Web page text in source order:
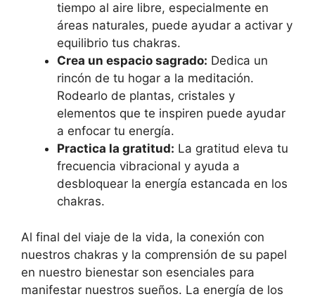
tiempo al aire libre, especialmente en
áreas naturales, puede ayudar a activar y
equilibrio tus chakras.
Crea un espacio sagrado: Dedica un
rincón de tu hogar a la meditación.
Rodearlo de plantas, cristales y
elementos que te inspiren puede ayudar
a enfocar tu energía.
Practica la gratitud: La gratitud eleva tu
frecuencia vibracional y ayuda a
desbloquear la energía estancada en los
chakras.
Al final del viaje de la vida, la conexión con
nuestros chakras y la comprensión de su papel
en nuestro bienestar son esenciales para
manifestar nuestros sueños. La energía de los